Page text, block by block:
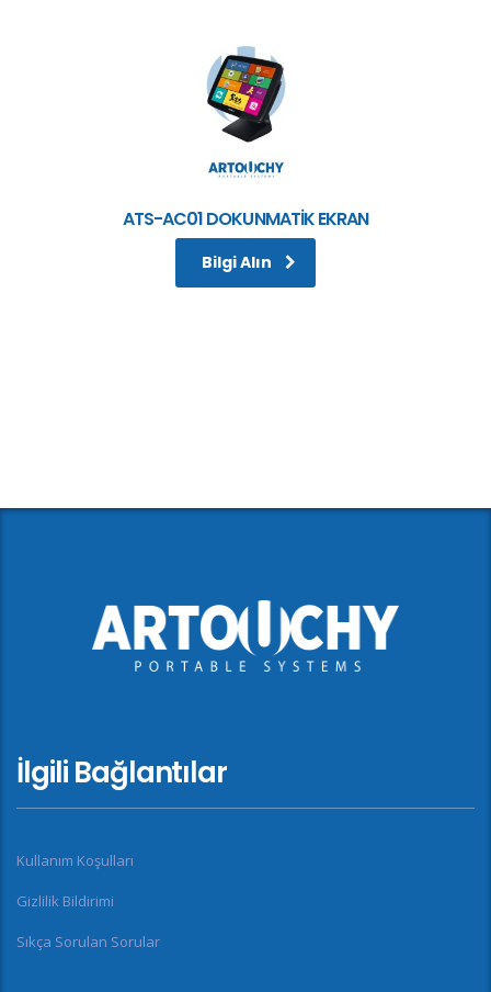
ATS-AC01 DOKUNMATİK EKRAN
Bilgi Alın
İlgili Bağlantılar
Kullanım Koşulları
Gizlilik Bildirimi
Sıkça Sorulan Sorular